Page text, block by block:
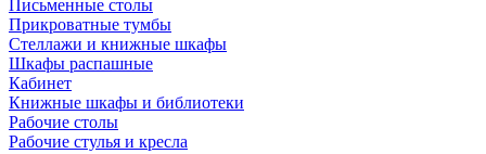
Письменные столы
Прикроватные тумбы
Стеллажи и книжные шкафы
Шкафы распашные
Кабинет
Книжные шкафы и библиотеки
Рабочие столы
Рабочие стулья и кресла